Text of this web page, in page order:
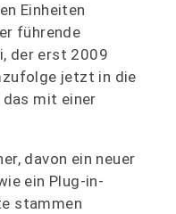
Einheiten
führende
der erst 2009
jetzt in die
mit einer
davon ein neuer
ein Plug-in-
stammen